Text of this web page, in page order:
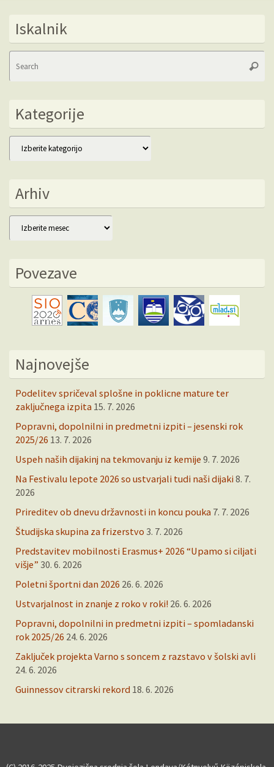
Iskalnik
Kategorije
Kategorije
Arhiv
Arhiv
Povezave
Najnovejše
Podelitev spričeval splošne in poklicne mature ter
zaključnega izpita 15. 7. 2026
Popravni, dopolnilni in predmetni izpiti – jesenski rok
2025/26 13. 7. 2026
Uspeh naših dijakinj na tekmovanju iz kemije 9. 7. 2026
Na Festivalu lepote 2026 so ustvarjali tudi naši dijaki 8. 7.
2026
Prireditev ob dnevu državnosti in koncu pouka 7. 7. 2026
Študijska skupina za frizerstvo 3. 7. 2026
Predstavitev mobilnosti Erasmus+ 2026 “Upamo si ciljati
višje” 30. 6. 2026
Poletni športni dan 2026 26. 6. 2026
Ustvarjalnost in znanje z roko v roki! 26. 6. 2026
Popravni, dopolnilni in predmetni izpiti – spomladanski
rok 2025/26 24. 6. 2026
Zaključek projekta Varno s soncem z razstavo v šolski avli
24. 6. 2026
Guinnessov citrarski rekord 18. 6. 2026